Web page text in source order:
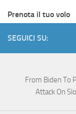
Prenota il tuo volo
SEGUICI SU:
From Biden To
Attack On